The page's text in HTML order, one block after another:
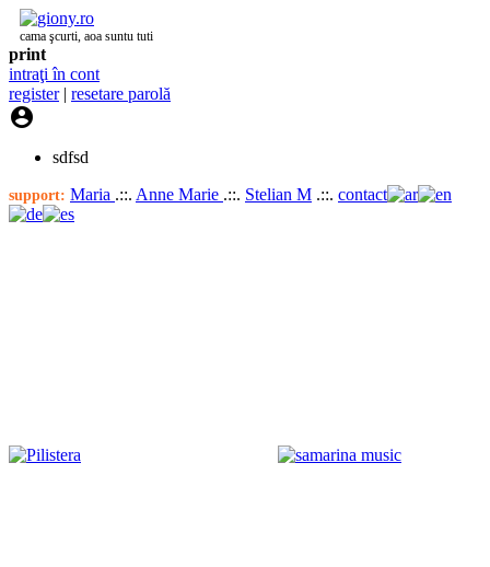
cama şcurti, aoa suntu tuti
print
intraţi în cont
register| resetare parolă

sdfsd
support: Maria .::. Anne Marie .::. Stelian M .::. contact